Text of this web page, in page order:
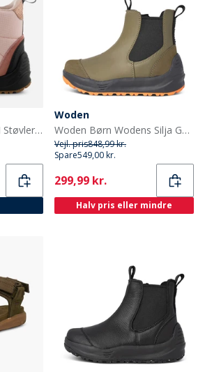
Woden Børn Adrian II Støvler 849 Ballerina
Woden
Woden Børn Wodens Silja Gummistøvler 295 Dark Olive
Vejl. pris848,99 kr.
Spare549,00 kr.
Current
299,99 kr.
Halv pris eller mindre